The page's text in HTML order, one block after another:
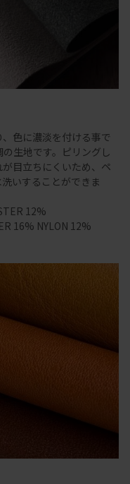
色に濃淡を付ける事で
生地です。ピリングし
目立ちにくいため、ペ
いすることができま
12%
16% NYLON 12%